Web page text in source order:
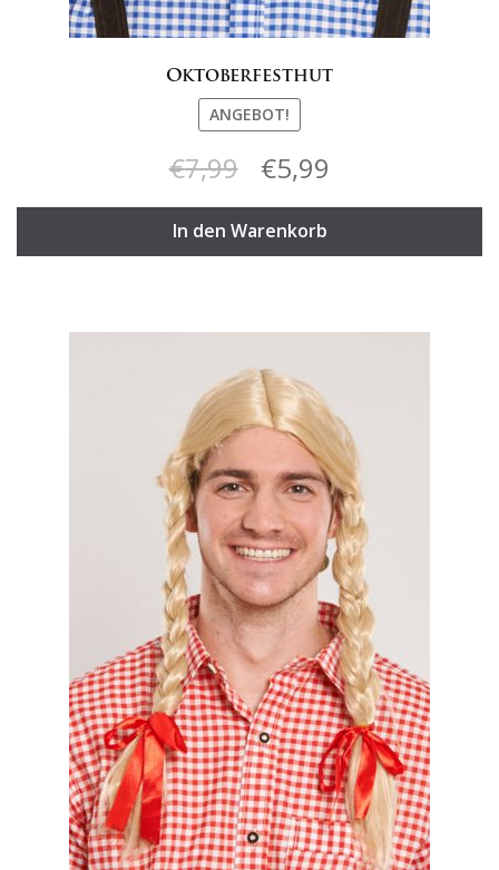
Oktoberfesthut
ANGEBOT!
€7,99
Ursprünglicher
Preis
war:
€5,99
Preis
ist:
In den Warenkorb